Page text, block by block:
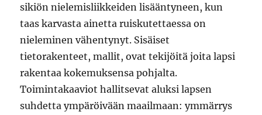
sikiön nielemisliikkeiden lisääntyneen, kun
taas karvasta ainetta ruiskutettaessa on
nieleminen vähentynyt. Sisäiset
tietorakenteet, mallit, ovat tekijöitä joita lapsi
rakentaa kokemuksensa pohjalta.
Toimintakaaviot hallitsevat aluksi lapsen
suhdetta ympäröivään maailmaan: ymmärrys